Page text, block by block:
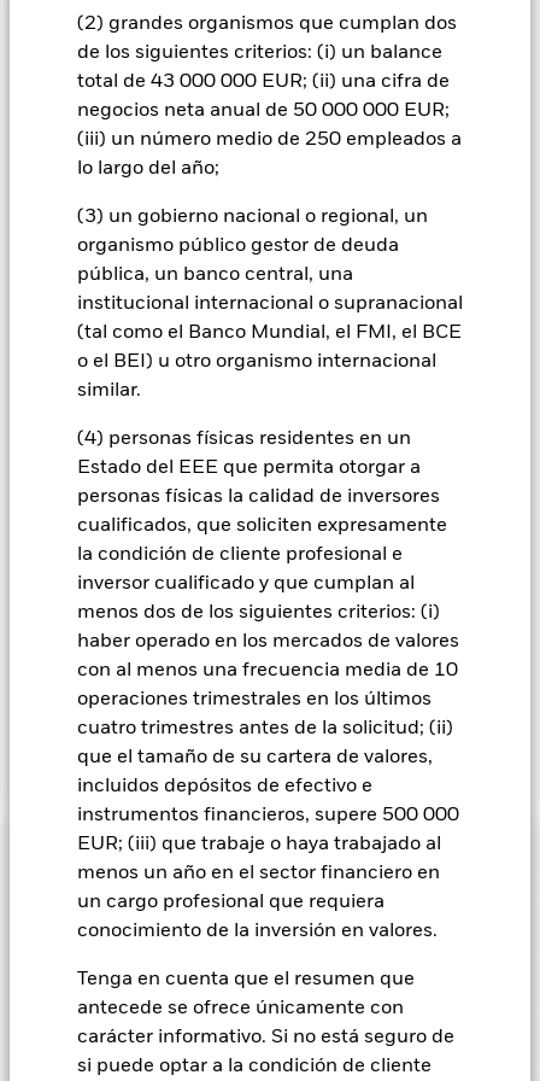
(2) grandes organismos que cumplan dos
de los siguientes criterios: (i) un balance
total de 43 000 000 EUR; (ii) una cifra de
negocios neta anual de 50 000 000 EUR;
(iii) un número medio de 250 empleados a
lo largo del año;
(3) un gobierno nacional o regional, un
organismo público gestor de deuda
pública, un banco central, una
institucional internacional o supranacional
(tal como el Banco Mundial, el FMI, el BCE
o el BEI) u otro organismo internacional
similar.
(4) personas físicas residentes en un
Estado del EEE que permita otorgar a
personas físicas la calidad de inversores
cualificados, que soliciten expresamente
la condición de cliente profesional e
inversor cualificado y que cumplan al
menos dos de los siguientes criterios: (i)
haber operado en los mercados de valores
con al menos una frecuencia media de 10
operaciones trimestrales en los últimos
cuatro trimestres antes de la solicitud; (ii)
que el tamaño de su cartera de valores,
incluidos depósitos de efectivo e
instrumentos financieros, supere 500 000
EUR; (iii) que trabaje o haya trabajado al
menos un año en el sector financiero en
un cargo profesional que requiera
conocimiento de la inversión en valores.
Tenga en cuenta que el resumen que
antecede se ofrece únicamente con
carácter informativo. Si no está seguro de
si puede optar a la condición de cliente
INFORMACIÓN IMPORTANTE: Capital en Riesgo.
de las inversiones y los ingresos derivados de ellas pueden
subir o bajar, y no están garantizados. Es posible que los
inversores no recuperen la cantidad invertida originalmente.
Todas las clases de acciones con cobertura de divisas de este
fondo utilizan derivados para cubrir el riesgo de divisas. El
un posible riesgo de contagio (también denominado «spill-
over») a otras clases de acciones del fondo. La sociedad
gestora del fondo se asegurará de que se dispone de los
procedimientos adecuados para minimizar el riesgo de
contagio a otras clases de acciones. En el menú desplegable
que figura justo debajo del nombre del fondo, podrá ver un
palabra «Hedged» en su nombre. Además, el listado
divisas está disponible mediante solicitud a la sociedad
gestora del fondo.
para reducir los gastos, el propio Fondo percibirá el 62,5% de
los ingresos asociadas que se generen, y el 37,5% restante se
recibirá por BlackRock en calidad de agente de préstamo de
valores. Debido a que el reparto de los ingresos por préstamos
de valores no incrementa los costes de funcionamiento del
Fondo, esto ha quedado excluido de los gastos corrientes.
BSF BlackRock MyMap Plus Defensive Fund
Rentabilidad
Gráfico de rendimiento
Ver gráfico completo
Rentabilidad
El riesgo de crédito, los cambios en los tipos de interés y/o los
la rentabilidad de los títulos de renta fija. Las rebajas de la
incrementar el nivel de riesgo.El valor de los títulos de renta
variable y los títulos relacionados con la renta variable se
bursátil. Entre otros factores que influyen están los
Datos clave
Activos netos del Fondo EUR 217.660.405
Fecha de lanzamiento del
10 abr 2015
Características del Fondo
Número de posiciones
a 06 ago 2026
Indicador de riesgo